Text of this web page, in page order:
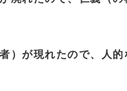
）が現れたので、人的